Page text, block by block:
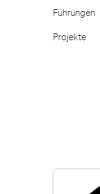
Führungen
Projekte